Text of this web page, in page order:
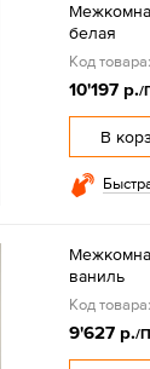
белая
Код
10'197 р./
В
ваниль
Код
9'627 р./